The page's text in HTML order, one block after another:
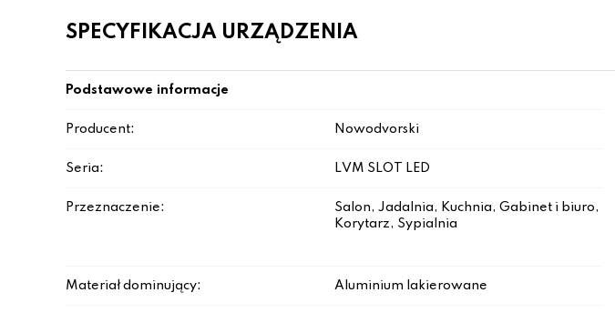
SPECYFIKACJA URZĄDZENIA
Podstawowe informacje
Producent: Nowodvorski
Seria: LVM SLOT LED
Przeznaczenie:
Salon, Jadalnia, Kuchnia, Gabinet i biuro,
Korytarz, Sypialnia
Materiał dominujący: Aluminium lakierowane